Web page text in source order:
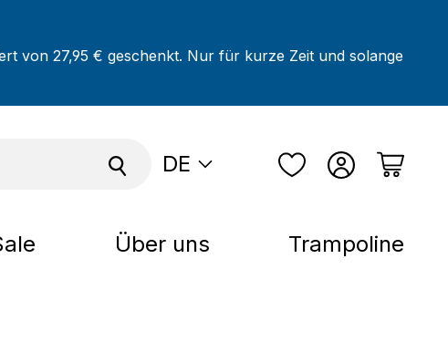
von 27,95 € geschenkt. Nur für kurze Zeit und solange
DE
Über uns Trampoline